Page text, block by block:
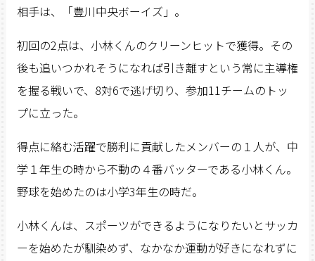
相手は、「豊川中央ボーイズ」。
初回の2点は、小林くんのクリーンヒットで獲得。その
後も追いつかれそうになれば引き離すという常に主導権
を握る戦いで、8対6で逃げ切り、参加11チームのトッ
プに立った。
得点に絡む活躍で勝利に貢献したメンバーの１人が、中
学１年生の時から不動の４番バッターである小林くん。
野球を始めたのは小学3年生の時だ。
小林くんは、スポーツができるようになりたいとサッカ
ーを始めたが馴染めず、なかなか運動が好きになれずに